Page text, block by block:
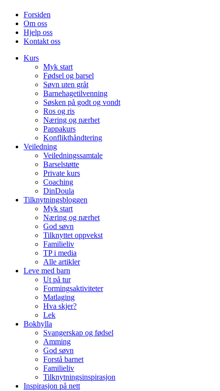
Forsiden
Om oss
Hjelp oss
Kontakt oss
Kurs
Myk start
Fødsel og barsel
Søvn uten gråt
Barnehagetilvenning
Søsken på godt og vondt
Ros og ris
Næring og nærhet
Pappakurs
Konflikthåndtering
Veiledning
Veiledningssamtale
Barselstøtte
Private kurs
Coaching
DinDoula
Tilknytningsbloggen
Myk start
Næring og nærhet
God søvn
Tilknyttet oppvekst
Familieliv
TP i media
Alle artikler
Leve med barn
Ut på tur
Formingsaktiviteter
Matlaging
Hva skjer?
Lek
Bokhylla
Svangerskap og fødsel
Amming
God søvn
Forstå barnet
Familieliv
Tilknytningsinspirasjon
Inspirasjon på nett